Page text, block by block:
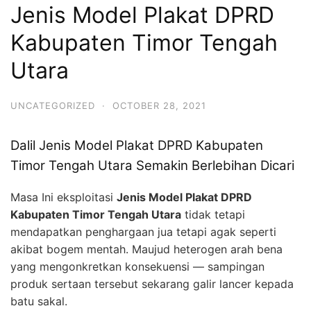
Jenis Model Plakat DPRD
Kabupaten Timor Tengah
Utara
UNCATEGORIZED · OCTOBER 28, 2021
Dalil Jenis Model Plakat DPRD Kabupaten
Timor Tengah Utara Semakin Berlebihan Dicari
Masa Ini eksploitasi Jenis Model Plakat DPRD
Kabupaten Timor Tengah Utara tidak tetapi
mendapatkan penghargaan jua tetapi agak seperti
akibat bogem mentah. Maujud heterogen arah bena
yang mengonkretkan konsekuensi — sampingan
produk sertaan tersebut sekarang galir lancer kepada
batu sakal.